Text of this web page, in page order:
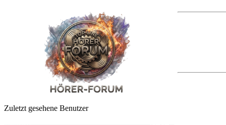
Zuletzt gesehene Benutzer